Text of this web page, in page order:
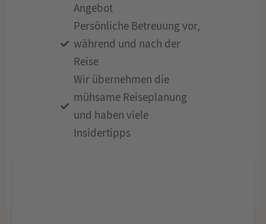
Angebot
Persönliche Betreuung vor,
während und nach der
Reise
Wir übernehmen die
mühsame Reiseplanung
und haben viele
Insidertipps